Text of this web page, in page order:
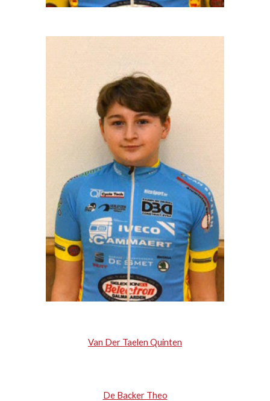
Van Der Taelen Quinten
De Backer Theo